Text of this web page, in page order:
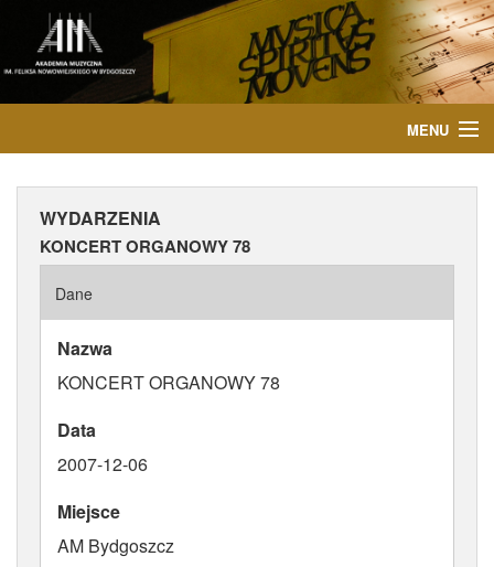
MENU
AKTUALNOŚCI
WYDARZENIA
PUBLIKACJE
ATRYBUTY
WYDARZENIA
KONCERT ORGANOWY 78
Dane
Nazwa
KONCERT ORGANOWY 78
Data
2007-12-06
Miejsce
AM Bydgoszcz